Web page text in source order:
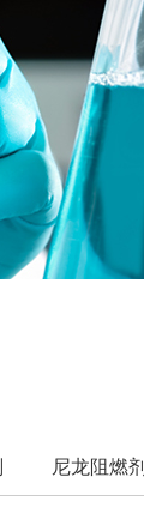
尼龙阻燃剂